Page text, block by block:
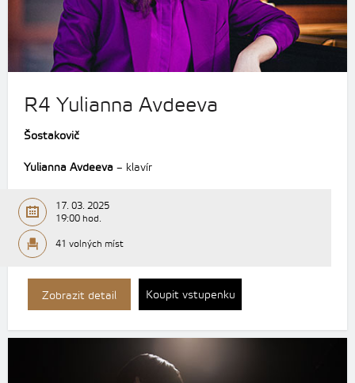
R4 Yulianna Avdeeva
Šostakovič
Yulianna Avdeeva – klavír
17. 03. 2025
19:00 hod.
41 volných míst
Zobrazit detail Koupit vstupenku